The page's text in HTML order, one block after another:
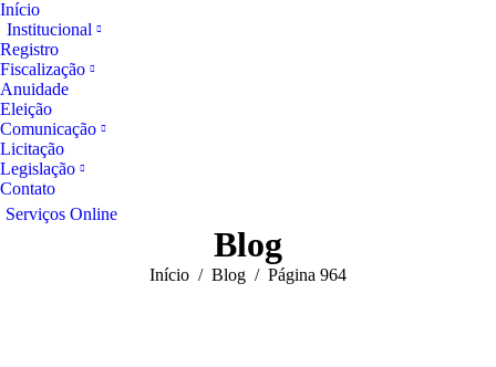
Início
Institucional
Registro
Fiscalização
Anuidade
Eleição
Comunicação
Licitação
Legislação
Contato
Serviços Online
Blog
Você está aqui:
Início Blog Página 964